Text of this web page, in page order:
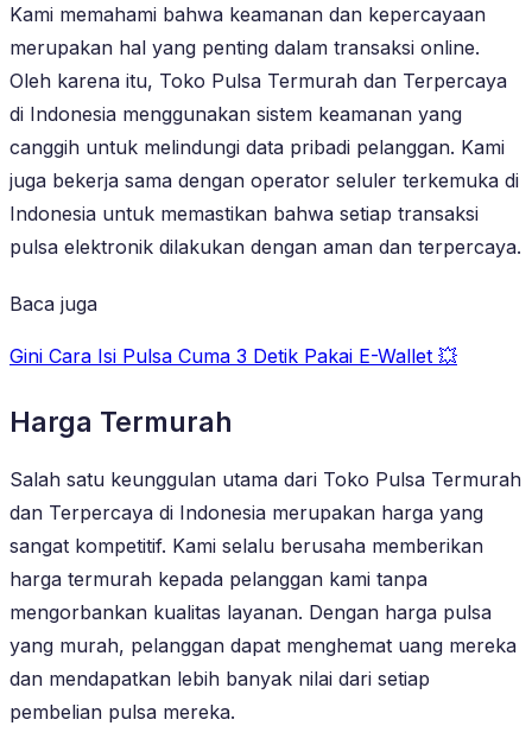
Kami memahami bahwa keamanan dan kepercayaan
merupakan hal yang penting dalam transaksi online.
Oleh karena itu, Toko Pulsa Termurah dan Terpercaya
di Indonesia menggunakan sistem keamanan yang
canggih untuk melindungi data pribadi pelanggan. Kami
juga bekerja sama dengan operator seluler terkemuka di
Indonesia untuk memastikan bahwa setiap transaksi
pulsa elektronik dilakukan dengan aman dan terpercaya.
Baca juga
Gini Cara Isi Pulsa Cuma 3 Detik Pakai E-Wallet 💥
Harga Termurah
Salah satu keunggulan utama dari Toko Pulsa Termurah
dan Terpercaya di Indonesia merupakan harga yang
sangat kompetitif. Kami selalu berusaha memberikan
harga termurah kepada pelanggan kami tanpa
mengorbankan kualitas layanan. Dengan harga pulsa
yang murah, pelanggan dapat menghemat uang mereka
dan mendapatkan lebih banyak nilai dari setiap
pembelian pulsa mereka.